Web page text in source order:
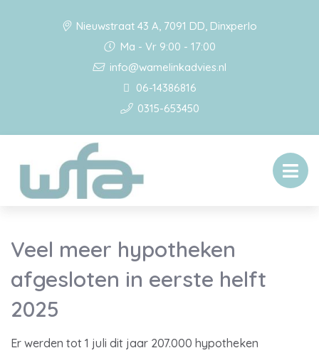
Nieuwstraat 43 A, 7091 DD, Dinxperlo
Ma - Vr 9:00 - 17:00
info@wamelinkadvies.nl
06-14386816
0315-653450
Veel meer hypotheken
afgesloten in eerste helft
2025
Er werden tot 1 juli dit jaar 207.000 hypotheken